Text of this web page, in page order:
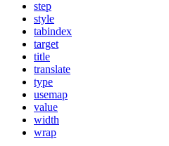
step
style
tabindex
target
title
translate
type
usemap
value
width
wrap